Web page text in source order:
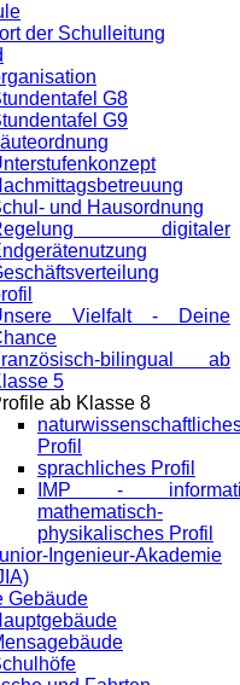
der Schulleitung
G8
G9
und Hausordnung
digitaler
Vielfalt - Deine
bilingual ab
5
ab Klasse 8
Profil
sprachliches Profil
IMP -
mathematisch-
physikalisches Profil
Ingenieur-Akademie
Gebäude